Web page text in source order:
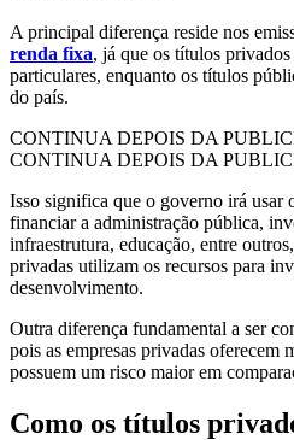
A principal diferença reside nos
renda fixa, já que os títulos
particulares, enquanto os títulos
do país.
CONTINUA DEPOIS DA
CONTINUA DEPOIS DA
Isso significa que o governo irá usar
financiar a administração pública,
infraestrutura, educação, entre
privadas utilizam os recursos para
desenvolvimento.
Outra diferença fundamental a ser
pois as empresas privadas oferecem
possuem um risco maior em
Como os títulos